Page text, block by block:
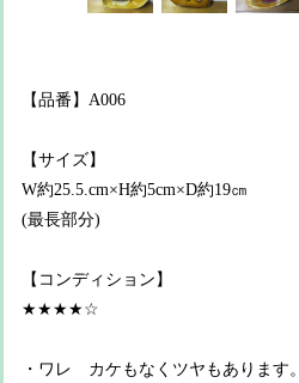
【品番】A006
【サイズ】
W約25.5.cm×H約5cm×D約19㎝
(最長部分)
【コンディション】
★★★★☆
・ワレ カケもなくツヤもあります。